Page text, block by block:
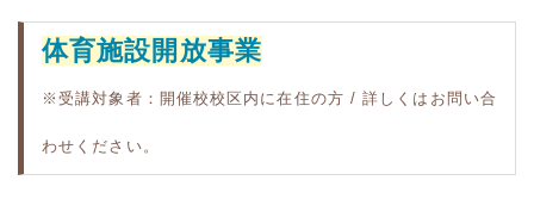
体育施設開放事業
※受講対象者：開催校校区内に在住の方 / 詳しくはお問い合
わせください。